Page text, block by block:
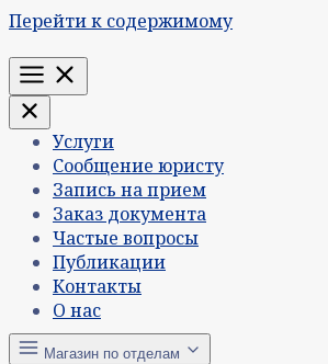
Перейти к содержимому
Меню
Услуги
Сообщение юристу
Запись на прием
Заказ документа
Частые вопросы
Публикации
Контакты
О нас
Магазин по отделам